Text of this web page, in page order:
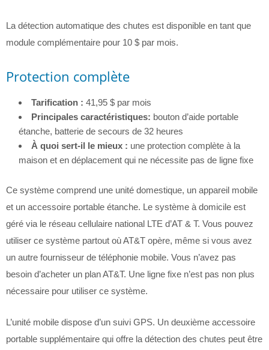
La détection automatique des chutes est disponible en tant que
module complémentaire pour 10 $ par mois.
Protection complète
Tarification : 41,95 $ par mois
Principales caractéristiques: bouton d’aide portable
étanche, batterie de secours de 32 heures
À quoi sert-il le mieux : une protection complète à la
maison et en déplacement qui ne nécessite pas de ligne fixe
Ce système comprend une unité domestique, un appareil mobile
et un accessoire portable étanche. Le système à domicile est
géré via le réseau cellulaire national LTE d’AT & T. Vous pouvez
utiliser ce système partout où AT&T opère, même si vous avez
un autre fournisseur de téléphonie mobile. Vous n’avez pas
besoin d’acheter un plan AT&T. Une ligne fixe n’est pas non plus
nécessaire pour utiliser ce système.
L’unité mobile dispose d’un suivi GPS. Un deuxième accessoire
portable supplémentaire qui offre la détection des chutes peut être